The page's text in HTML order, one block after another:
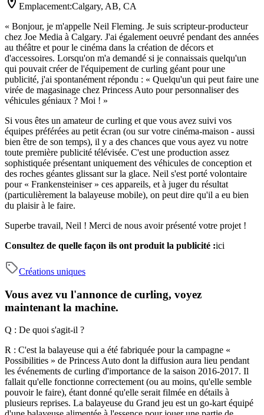
Emplacement:Calgary, AB, CA
« Bonjour, je m'appelle Neil Fleming. Je suis scripteur-producteur
chez Joe Media à Calgary. J'ai également oeuvré pendant des années
au théâtre et pour le cinéma dans la création de décors et
d'accessoires. Lorsqu'on m'a demandé si je connaissais quelqu'un
qui pouvait créer de l'équipement de curling géant pour une
publicité, j'ai spontanément répondu : « Quelqu'un qui peut faire une
virée de magasinage chez Princess Auto pour personnaliser des
véhicules géniaux ? Moi ! »
Si vous êtes un amateur de curling et que vous avez suivi vos
équipes préférées au petit écran (ou sur votre cinéma-maison - aussi
bien être de son temps), il y a des chances que vous ayez vu notre
toute première publicité télévisée. C'est une production assez
sophistiquée présentant uniquement des véhicules de conception et
des roches géantes glissant sur la glace. Neil s'est porté volontaire
pour « Frankensteiniser » ces appareils, et à juger du résultat
(particulièrement la balayeuse mobile), on peut dire qu'il a eu bien
du plaisir à le faire.
Superbe travail, Neil ! Merci de nous avoir présenté votre projet !
Consultez de quelle façon ils ont produit la publicité :ici
Créations uniques
Vous avez vu l'annonce de curling, voyez
maintenant la machine.
Q : De quoi s'agit-il ?
R : C'est la balayeuse qui a été fabriquée pour la campagne «
Possibilities » de Princess Auto dont la diffusion aura lieu pendant
les événements de curling d'importance de la saison 2016-2017. Il
fallait qu'elle fonctionne correctement (ou au moins, qu'elle semble
pouvoir le faire), étant donné qu'elle serait filmée en détails à
plusieurs reprises. La balayeuse du Grand jeu est un go-kart équipé